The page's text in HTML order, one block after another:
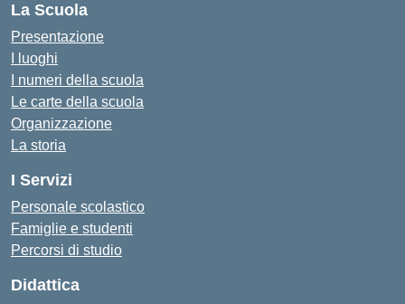
La Scuola
Presentazione
I luoghi
I numeri della scuola
Le carte della scuola
Organizzazione
La storia
I Servizi
Personale scolastico
Famiglie e studenti
Percorsi di studio
Didattica